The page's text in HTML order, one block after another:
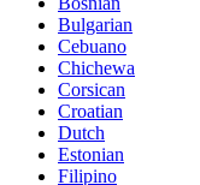
Bulgarian
Cebuano
Chichewa
Corsican
Croatian
Dutch
Estonian
Filipino